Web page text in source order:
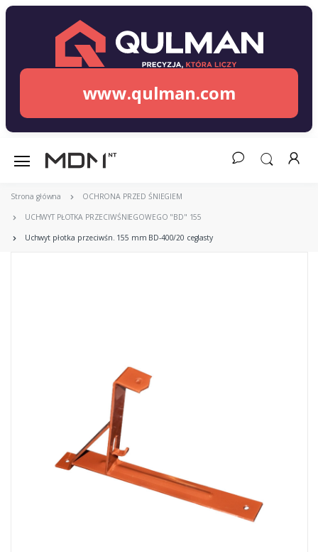
www.qulman.com
Strona główna OCHRONA PRZED ŚNIEGIEM
UCHWYT PŁOTKA PRZECIWŚNIEGOWEGO "BD" 155
Uchwyt płotka przeciwśn. 155 mm BD-400/20 ceglasty